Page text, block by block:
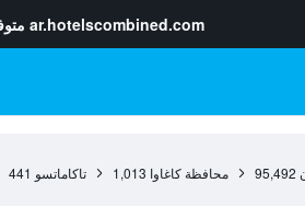
ar.hotelscombined.com
95,492 محافظة كاغاوا 1,013 تاكاماتسو 441